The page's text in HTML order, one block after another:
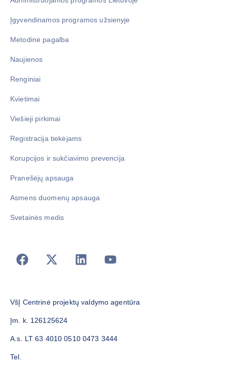
Įgyvendinamos programos užsienyje
Metodinė pagalba
Naujienos
Renginiai
Kvietimai
Viešieji pirkimai
Registracija tiekėjams
Korupcijos ir sukčiavimo prevencija
Pranešėjų apsauga
Asmens duomenų apsauga
Svetainės medis
VšĮ Centrinė projektų valdymo agentūra
Įm. k. 126125624
A.s. LT 63 4010 0510 0473 3444
Tel.